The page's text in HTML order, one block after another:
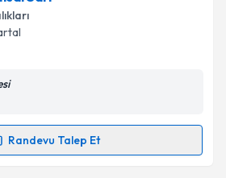
Talebini Gönder
uzmandan randevu almanız için bir
e-posta ile bilgilendireceğiz.
işlenmesine ilişkin
ve kişisel verilerimin belirtilen
Randevu Talep Et
Talebi